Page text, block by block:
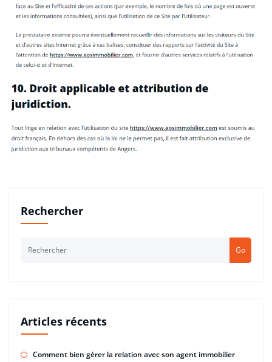
Rechercher
Go
Articles récents
Comment bien gérer la relation avec son agent immobilier